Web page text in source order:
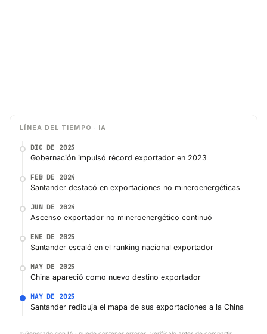
LÍNEA DEL TIEMPO · IA
DIC DE 2023
Gobernación impulsó récord exportador en 2023
FEB DE 2024
Santander destacó en exportaciones no mineroenergéticas
JUN DE 2024
Ascenso exportador no mineroenergético continuó
ENE DE 2025
Santander escaló en el ranking nacional exportador
MAY DE 2025
China apareció como nuevo destino exportador
MAY DE 2025
Santander redibuja el mapa de sus exportaciones a la China